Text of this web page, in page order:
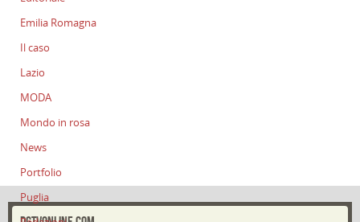
Emilia Romagna
Il caso
Lazio
MODA
Mondo in rosa
News
Portfolio
Puglia